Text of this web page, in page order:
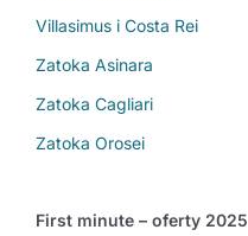
Villasimus i Costa Rei
Zatoka Asinara
Zatoka Cagliari
Zatoka Orosei
First minute – oferty 2025